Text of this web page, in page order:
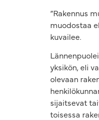
”Rakennus
muodostaa
kuvailee.
yksikön, eli
olevaan
sijaitsevat
toisessa